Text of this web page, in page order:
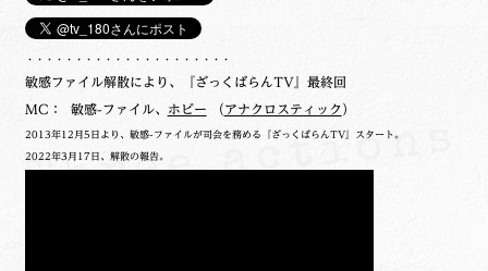
・・・・・・・・・・・・・・・・・・・・・
敏感ファイル解散により、『ざっくばらんTV』最終回
MC： 敏感-ファイル、 ホビー （ アナクロスティック ）
2013年12月5日より、敏感-ファイルが司会を務める『ざっくばらんTV』スタート。
2022年3月17日、解散の報告。